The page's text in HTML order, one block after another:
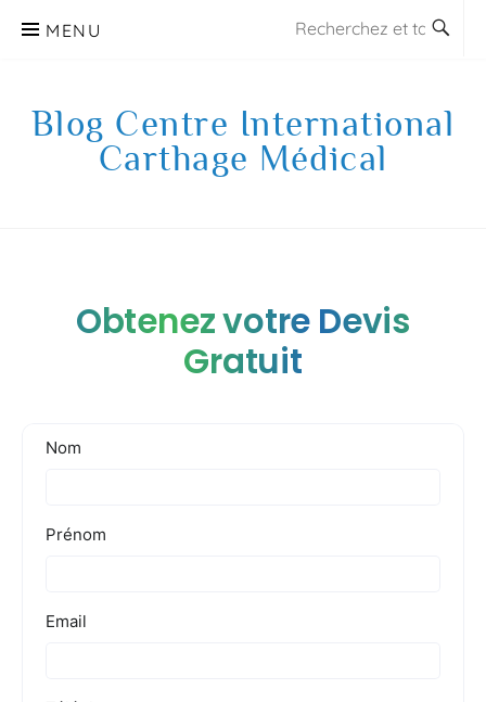
MENU
Blog Centre International
Carthage Médical
Obtenez votre Devis
Gratuit